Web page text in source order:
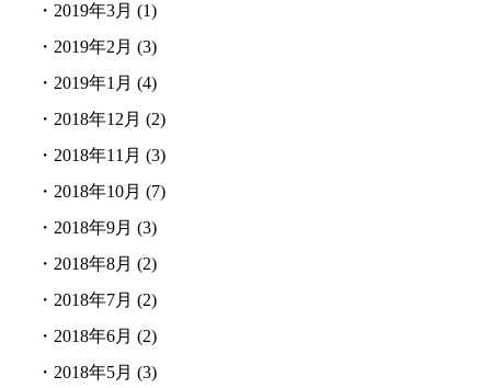
・2019年3月 (1)
・2019年2月 (3)
・2019年1月 (4)
・2018年12月 (2)
・2018年11月 (3)
・2018年10月 (7)
・2018年9月 (3)
・2018年8月 (2)
・2018年7月 (2)
・2018年6月 (2)
・2018年5月 (3)